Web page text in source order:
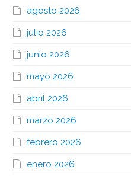
agosto 2026
julio 2026
junio 2026
mayo 2026
abril 2026
marzo 2026
febrero 2026
enero 2026